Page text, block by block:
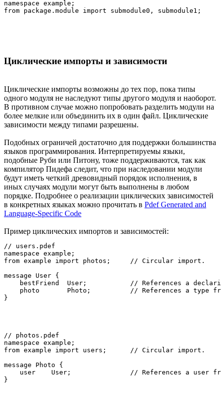
namespace example;
Циклические импорты и зависимости
Циклические импорты возможны до тех пор, пока типы
одного модуля не наследуют типы другого модуля и наоборот.
В противном случае можно попробовать разделить модули на
более мелкие или объединить их в один файл. Циклические
зависимости между типами разрешены.
Подобных ограничей достаточно для поддержки большинства
языков программирования. Интерпретируемы языки,
подобные Руби или Питону, тоже поддерживаются, так как
компилятор Пидефа следит, что при наследовании модули
будут иметь четкий древовидный порядок исполнения, в
иных случаях модули могут быть выполнены в любом
порядке. Подробнее о реализации циклических зависимостей
в конкретных языках можно прочитать в Pdef Generated and
Language-Specific Code
Пример циклических импортов и зависимостей:
// users.pdef
namespace example;
from example import photos;     // Circular import.
message User {
bestFriend  User;           // References a
photo       Photo;          // References a type
// photos.pdef
namespace example;
from example import users;      // Circular import.
message Photo {
user    User;               // References a user